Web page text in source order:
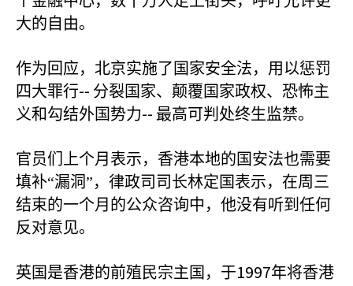
大的自由。
作为回应，北京实施了国家安全法，用以惩罚
四大罪行-- 分裂国家、颠覆国家政权、恐怖主
义和勾结外国势力-- 最高可判处终生监禁。
官员们上个月表示，香港本地的国安法也需要
填补“漏洞”，律政司司长林定国表示，在周三
结束的一个月的公众咨询中，他没有听到任何
反对意见。
英国是香港的前殖民宗主国，于1997年将香港